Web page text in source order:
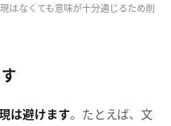
はなくても意味が十分通じるため削
は避けます。たとえば、文